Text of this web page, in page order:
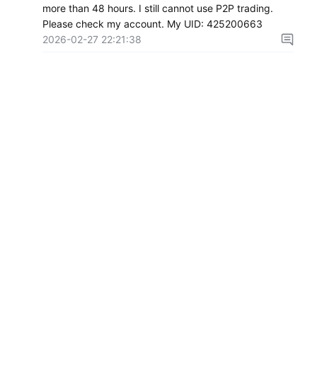
more than 48 hours. I still cannot use P2P trading.
Please check my account. My UID: 425200663
2026-02-27 22:21:38